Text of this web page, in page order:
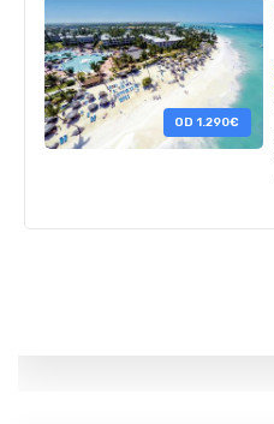
OD 1.290€